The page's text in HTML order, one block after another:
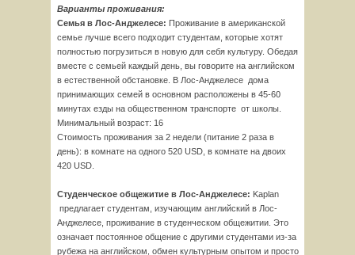
Варианты проживания:
Семья в Лос-Анджелесе: Проживание в американской
семье лучше всего подходит студентам, которые хотят
полностью погрузиться в новую для себя культуру. Обедая
вместе с семьей каждый день, вы говорите на английском
в естественной обстановке. В Лос-Анджелесе дома
принимающих семей в основном расположены в 45-60
минутах езды на общественном транспорте от школы.
Минимальный возраст: 16
Стоимость проживания за 2 недели (питание 2 раза в
день): в комнате на одного 520 USD, в комнате на двоих
420 USD.
Студенческое общежитие в Лос-Анджелесе: Kaplan
предлагает студентам, изучающим английский в Лос-
Анджелесе, проживание в студенческом общежитии. Это
означает постоянное общение с другими студентами из-за
рубежа на английском, обмен культурным опытом и просто